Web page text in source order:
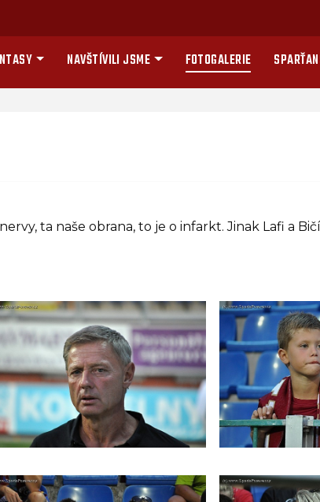
NAVŠTÍVILI JSME FOTOGALERIE
ta naše obrana, to je o infarkt. Jinak Lafi a